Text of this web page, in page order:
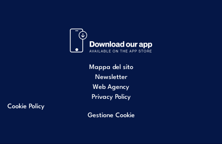
Mappa del sito
Newsletter
Web Agency
Privacy Policy
Cookie Policy
Gestione Cookie